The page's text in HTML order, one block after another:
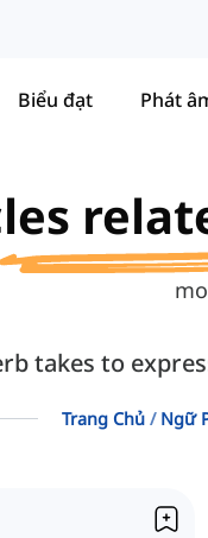
Biểu đạt Phát
takes to
Trang Chủ Ngữ